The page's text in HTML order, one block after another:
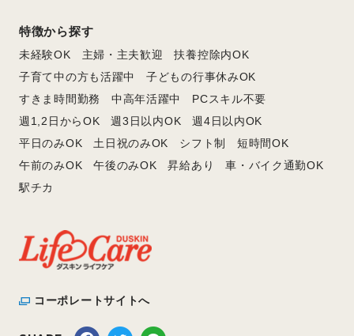
特徴から探す
未経験OK 主婦・主夫歓迎
扶養控除内OK
子育て中の方も活躍中
子どもの行事休みOK
すきま時間勤務
中高年活躍中
PCスキル不要
週1,2日からOK
週3日以内OK
週4日以内OK
平日のみOK
土日祝のみOK シフト制
短時間OK
午前のみOK
午後のみOK 昇給あり
車・バイク通勤OK
駅チカ
コーポレートサイトへ